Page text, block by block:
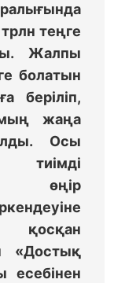
теңге
Жалпы
болатын
беріліп,
жаңа
Осы
тиімді
өңір
«Достық
есебінен